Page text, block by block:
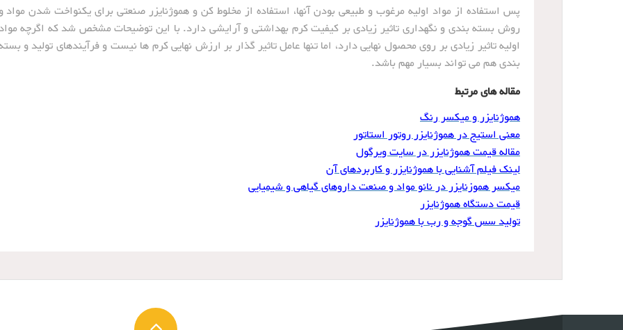
پس استفاده از مواد اولیه مرغوب و طبیعی بودن آنها، استفاده از مخلوط کن و هموژنایزر صنعتی برای یکنواخت شدن مواد
روش بسته بندی و نگهداری تاثیر زیادی بر کیفیت کرم بهداشتی و آرایشی دارد. با این توضیحات مشخص شد که اگرچه مواد
اولیه تاثیر زیادی بر روی محصول نهایی دارد، اما تنها عامل تاثیر گذار بر ارزش نهایی کرم ها نیست و فرآیندهای تولید و
بندی هم می تواند بسیار مهم باشد.
مقاله های مرتبط
هموژنایزر و میکسر رنگ
معنی استیج در هموژنایزر روتور استاتور
مقاله قیمت هموژنایزر در سایت ویرگول
لینک فیلم آشنایی با هموژنایزر و کاربردهای آن
میکسر هموزنایزر در نانو مواد و صنعت داروهای گیاهی و شیمیایی
قیمت دستگاه هموژنایزر
تولید سس گوجه و رب با هموژنایزر